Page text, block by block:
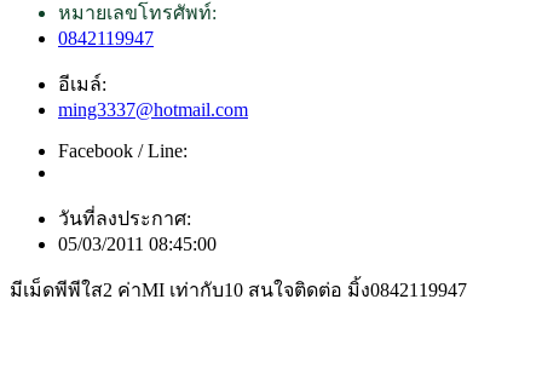
หมายเลขโทรศัพท์:
0842119947
อีเมล์:
ming3337@hotmail.com
Facebook / Line:
วันที่ลงประกาศ:
05/03/2011 08:45:00
มีเม็ดพีพีใส2 ค่าMI เท่ากับ10 สนใจติดต่อ มิ้ง0842119947